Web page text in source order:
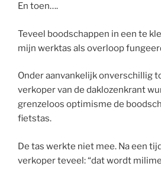
En toen….
Teveel boodschappen in een te
mijn werktas als overloop
Onder aanvankelijk onverschillig
verkoper van de daklozenkrant
grenzeloos optimisme de
fietstas.
De tas werkte niet mee. Na een
verkoper teveel: “dat wordt